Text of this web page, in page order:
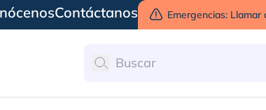
Contáctanos Emergencias: